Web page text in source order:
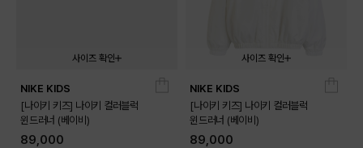
사이즈 확인
02T
NIKE KIDS
[나이키 키즈] 나이키 컬러블럭
윈드러너 (베이비)
89,000
사이즈 확인
02T
NIKE KIDS
[나이키 키즈] 나이키 컬러블럭
윈드러너 (베이비)
89,000